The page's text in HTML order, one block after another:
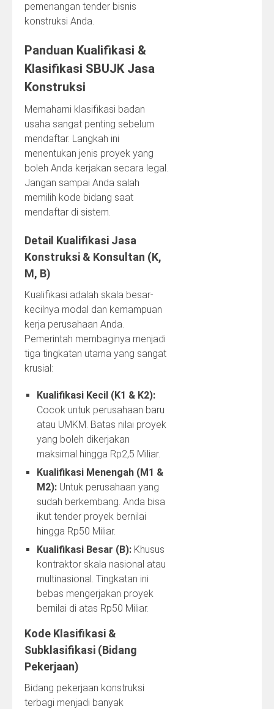
pemenangan tender bisnis
konstruksi Anda.
Panduan Kualifikasi &
Klasifikasi SBUJK Jasa
Konstruksi
Memahami klasifikasi badan
usaha sangat penting sebelum
mendaftar. Langkah ini
menentukan jenis proyek yang
boleh Anda kerjakan secara legal.
Jangan sampai Anda salah
memilih kode bidang saat
mendaftar di sistem.
Detail Kualifikasi Jasa
Konstruksi & Konsultan (K,
M, B)
Kualifikasi adalah skala besar-
kecilnya modal dan kemampuan
kerja perusahaan Anda.
Pemerintah membaginya menjadi
tiga tingkatan utama yang sangat
krusial:
Kualifikasi Kecil (K1 & K2):
Cocok untuk perusahaan baru
atau UMKM. Batas nilai proyek
yang boleh dikerjakan
maksimal hingga Rp2,5 Miliar.
Kualifikasi Menengah (M1 &
M2): Untuk perusahaan yang
sudah berkembang. Anda bisa
ikut tender proyek bernilai
hingga Rp50 Miliar.
Kualifikasi Besar (B): Khusus
kontraktor skala nasional atau
multinasional. Tingkatan ini
bebas mengerjakan proyek
bernilai di atas Rp50 Miliar.
Kode Klasifikasi &
Subklasifikasi (Bidang
Pekerjaan)
Bidang pekerjaan konstruksi
terbagi menjadi banyak